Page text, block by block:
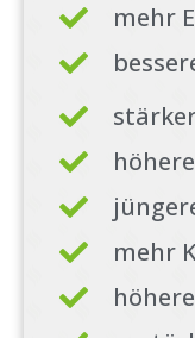
mehr
mehr